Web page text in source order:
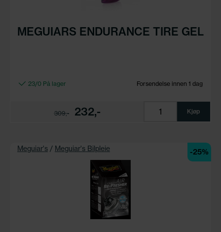
MEGUIARS ENDURANCE TIRE GEL
23/0 På lager Forsendelse innen 1 dag
309,-232,- Kjøp
Meguiar's / Meguiar's Bilpleie -25%